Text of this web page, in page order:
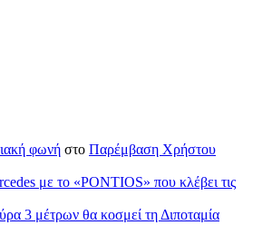
φωνή στο Παρέμβαση Χρήστου
με το «PONTIOS» που κλέβει τις
3 μέτρων θα κοσμεί τη Διποταμία